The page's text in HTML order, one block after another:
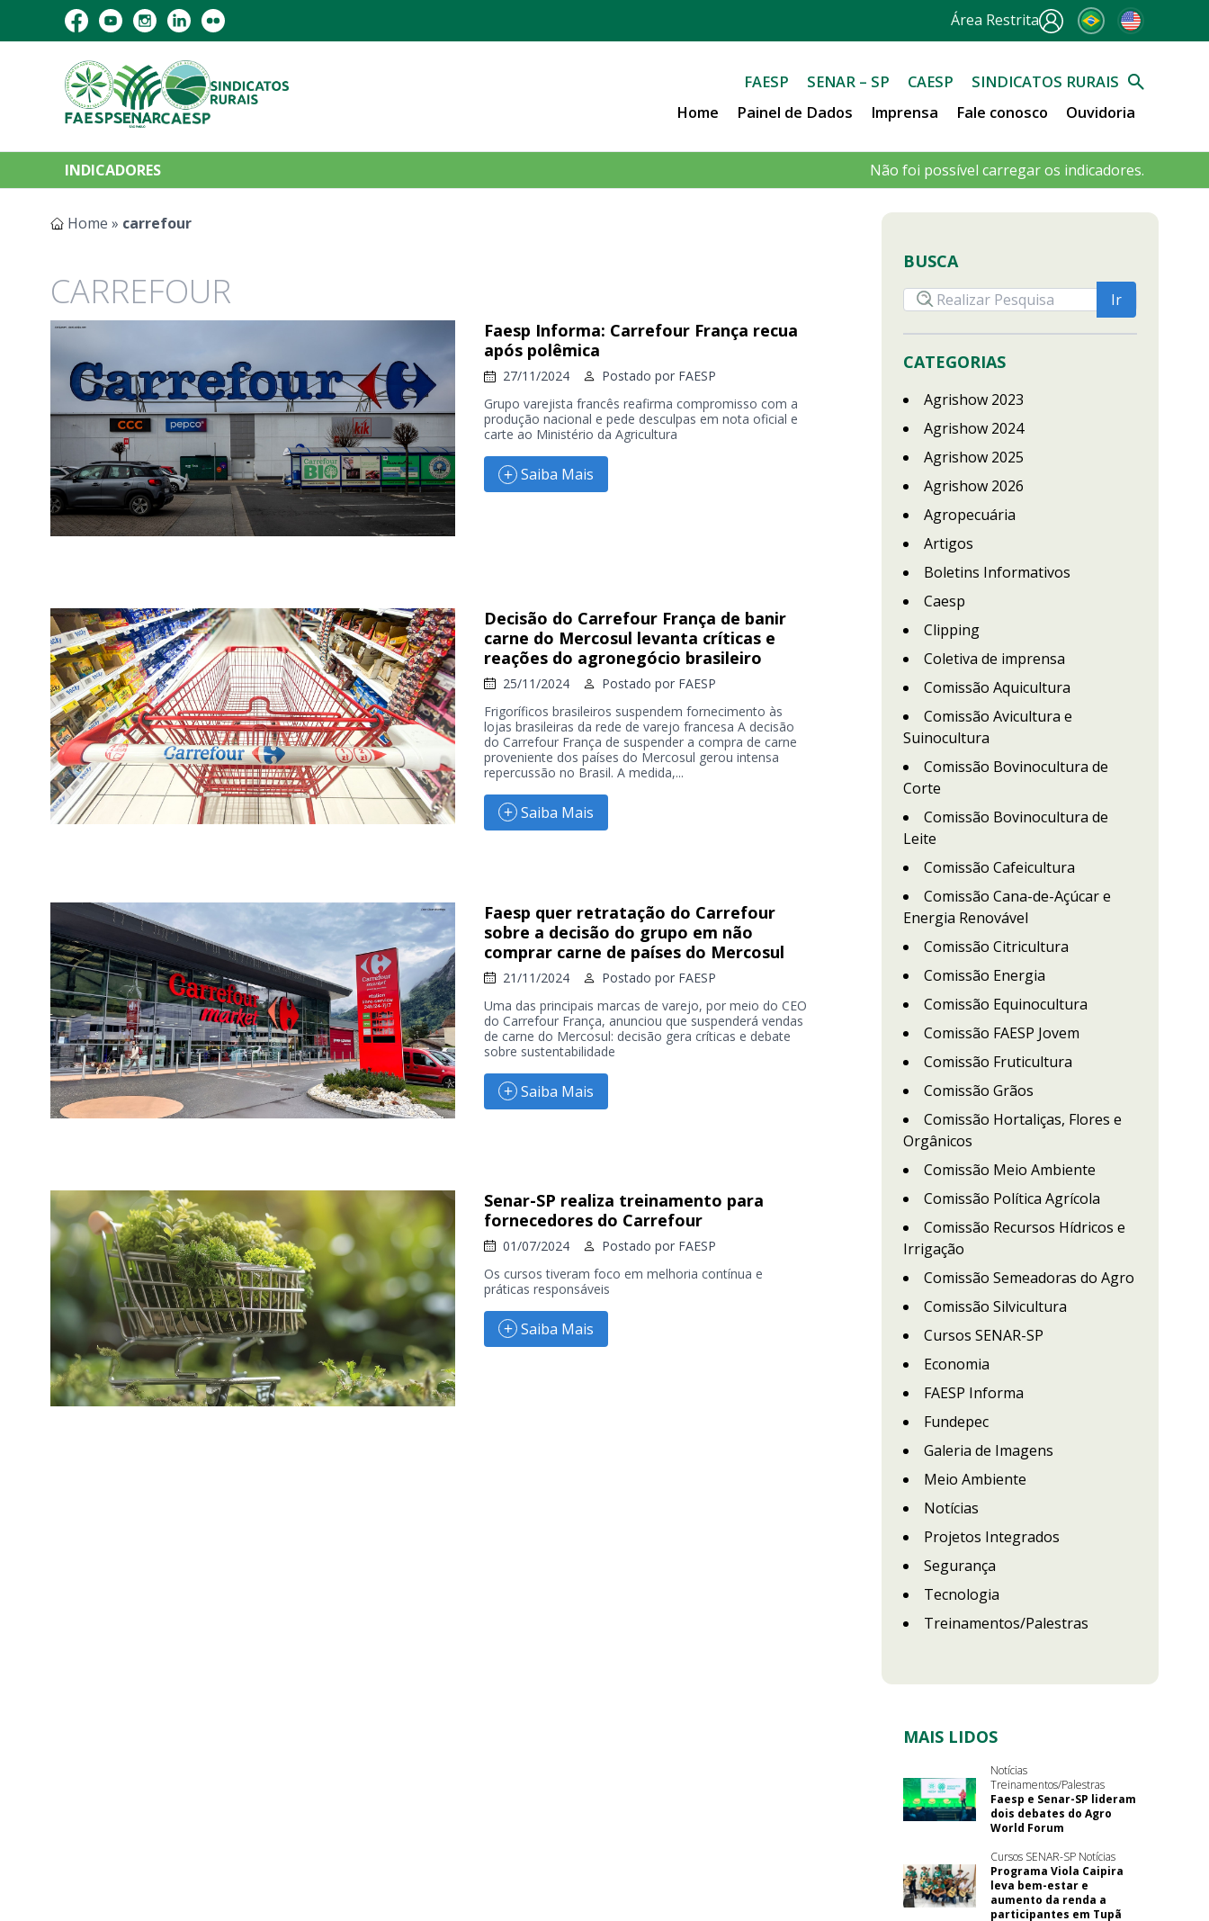
Área Restrita
FAESP SENAR – SP CAESP
SINDICATOS RURAIS
Home
Painel de Dados Imprensa Fale conosco Ouvidoria
INDICADORES Não foi possível carregar os indicadores.
Home » carrefour
CARREFOUR
Faesp Informa: Carrefour França recua
após polêmica
27/11/2024 Postado por FAESP
Grupo varejista francês reafirma compromisso com a
produção nacional e pede desculpas em nota oficial e
carte ao Ministério da Agricultura
Saiba Mais
Decisão do Carrefour França de banir
carne do Mercosul levanta críticas e
reações do agronegócio brasileiro
25/11/2024 Postado por FAESP
Frigoríficos brasileiros suspendem fornecimento às
lojas brasileiras da rede de varejo francesa A decisão
do Carrefour França de suspender a compra de carne
proveniente dos países do Mercosul gerou intensa
repercussão no Brasil. A medida,...
Saiba Mais
Faesp quer retratação do Carrefour
sobre a decisão do grupo em não
comprar carne de países do Mercosul
21/11/2024 Postado por FAESP
Uma das principais marcas de varejo, por meio do CEO
do Carrefour França, anunciou que suspenderá vendas
de carne do Mercosul: decisão gera críticas e debate
sobre sustentabilidade
Saiba Mais
Senar-SP realiza treinamento para
fornecedores do Carrefour
01/07/2024 Postado por FAESP
Os cursos tiveram foco em melhoria contínua e
práticas responsáveis
Saiba Mais
BUSCA
CATEGORIAS
Agrishow 2023
Agrishow 2024
Agrishow 2025
Agrishow 2026
Agropecuária
Artigos
Boletins Informativos
Caesp
Clipping
Coletiva de imprensa
Comissão Aquicultura
Comissão Avicultura e
Suinocultura
Comissão Bovinocultura de
Corte
Comissão Bovinocultura de
Leite
Comissão Cafeicultura
Comissão Cana-de-Açúcar e
Energia Renovável
Comissão Citricultura
Comissão Energia
Comissão Equinocultura
Comissão FAESP Jovem
Comissão Fruticultura
Comissão Grãos
Comissão Hortaliças, Flores e
Orgânicos
Comissão Meio Ambiente
Comissão Política Agrícola
Comissão Recursos Hídricos e
Irrigação
Comissão Semeadoras do Agro
Comissão Silvicultura
Cursos SENAR-SP
Economia
FAESP Informa
Fundepec
Galeria de Imagens
Meio Ambiente
Notícias
Projetos Integrados
Segurança
Tecnologia
Treinamentos/Palestras
MAIS LIDOS
Notícias
Treinamentos/Palestras
Faesp e Senar-SP lideram
dois debates do Agro
World Forum
Cursos SENAR-SP Notícias
Programa Viola Caipira
leva bem-estar e
aumento da renda a
participantes em Tupã